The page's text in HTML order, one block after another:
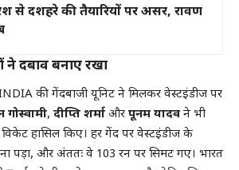
से दशहरे की तैयारियों पर असर, रावण
दबाव बनाए रखा
की गेंदबाजी यूनिट ने मिलकर वेस्टइंडीज पर
, दीप्ति शर्मा और पूनम यादव ने भी
हासिल किए। हर गेंद पर वेस्टइंडीज के
पड़ा, और अंततः वे 103 रन पर सिमट गए। भारत